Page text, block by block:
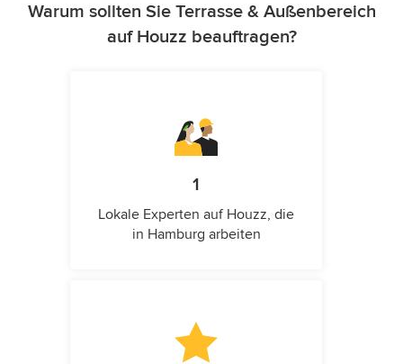
Warum sollten Sie Terrasse & Außenbereich
auf Houzz beauftragen?
1
Lokale Experten auf Houzz, die
in Hamburg arbeiten